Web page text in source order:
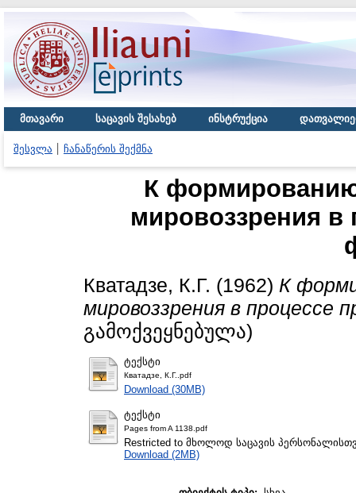
მთავარი საცავის შესახებ ინსტრუქცია
შესვლა ჩანაწერის შექმნა
К формированию
мировоззрения в
Кватадзе, К.Г. (1962) К
мировоззрения в процессе
გამოქვეყნებულა)
ტექსტი
Кватадзе, К.Г..pdf
Download (30MB)
ტექსტი
Pages from A 1138.pdf
Restricted to მხოლოდ საცავის
Download (2MB)